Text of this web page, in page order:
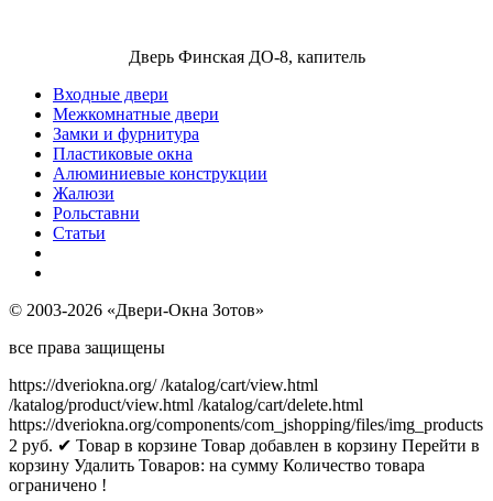
Дверь Финская ДО-8, капитель
Входные двери
Межкомнатные двери
Замки и фурнитура
Пластиковые окна
Алюминиевые конструкции
Жалюзи
Рольставни
Статьи
© 2003-2026 «Двери-Окна Зотов»
все права защищены
https://dveriokna.org/ /katalog/cart/view.html
/katalog/product/view.html /katalog/cart/delete.html
https://dveriokna.org/components/com_jshopping/files/img_products
2 руб. ✔ Товар в корзине Товар добавлен в корзину Перейти в
корзину Удалить Товаров: на сумму Количество товара
ограничено !